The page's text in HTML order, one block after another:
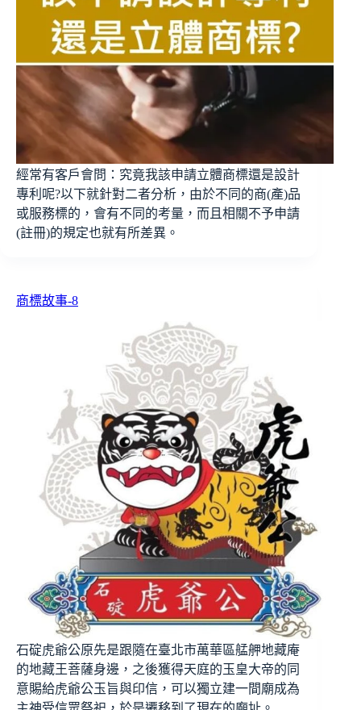
經常有客戶會問：究竟我該申請立體商標還是設計
專利呢?以下就針對二者分析，由於不同的商(產)品
或服務標的，會有不同的考量，而且相關不予申請
(註冊)的規定也就有所差異。
商標故事-8
石碇虎爺公原先是跟隨在臺北市萬華區艋舺地藏庵
的地藏王菩薩身邊，之後獲得天庭的玉皇大帝的同
意賜給虎爺公玉旨與印信，可以獨立建一間廟成為